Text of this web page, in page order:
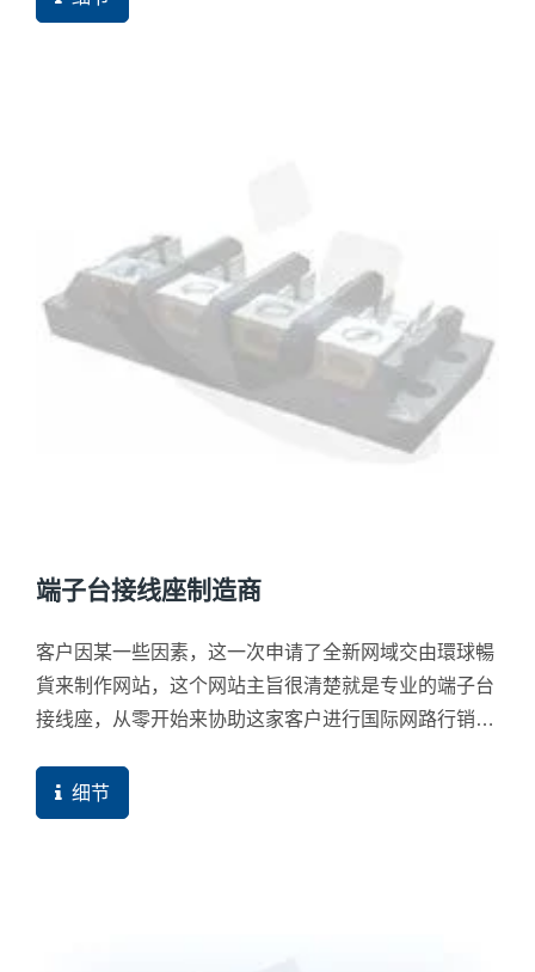
端子台接线座制造商
客户因某一些因素，这一次申请了全新网域交由環球暢
貨来制作网站，这个网站主旨很清楚就是专业的端子台
接线座，从零开始来协助这家客户进行国际网路行销，
细节